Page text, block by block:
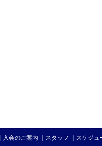
｜入会のご案内 ｜スタッフ ｜スケジュ